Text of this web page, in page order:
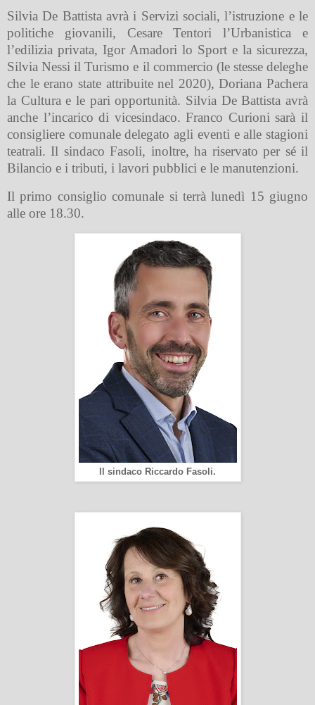
Silvia De Battista avrà i Servizi sociali, l’istruzione e le
politiche giovanili, Cesare Tentori l’Urbanistica e
l’edilizia privata, Igor Amadori lo Sport e la sicurezza,
Silvia Nessi il Turismo e il commercio (le stesse deleghe
che le erano state attribuite nel 2020), Doriana Pachera
la Cultura e le pari opportunità. Silvia De Battista avrà
anche l’incarico di vicesindaco. Franco Curioni sarà il
consigliere comunale delegato agli eventi e alle stagioni
teatrali. Il sindaco Fasoli, inoltre, ha riservato per sé il
Bilancio e i tributi, i lavori pubblici e le manutenzioni.
Il primo consiglio comunale si terrà lunedì 15 giugno
alle ore 18.30.
Il sindaco Riccardo Fasoli.